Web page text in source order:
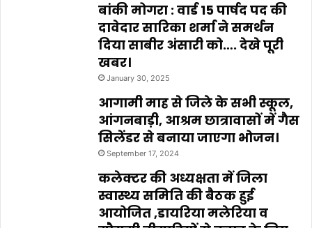
बांकी मोगरा : वार्ड 15 पार्षद पद की
दावेदार सारिका शर्मा ने समर्थन
दिया साबीर अंसारी को…. देखे पूरी
खबर।
January 30, 2025
आगामी माह से जिले के सभी स्कूल,
आंगनबाड़ी, आश्रम छात्रावासों में गैस
सिलेंडर से बनाया जाएगा भोजन।
September 17, 2024
कलेक्टर की अध्यक्षता में जिला
स्वास्थ्य समिति की बैठक हुई
आयोजित ,डायरिया मलेरिया व